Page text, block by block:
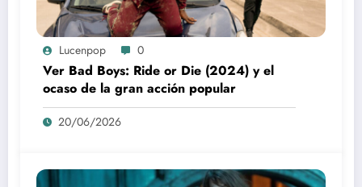
Lucenpop 0
Ver Bad Boys: Ride or Die (2024) y el
ocaso de la gran acción popular
20/06/2026